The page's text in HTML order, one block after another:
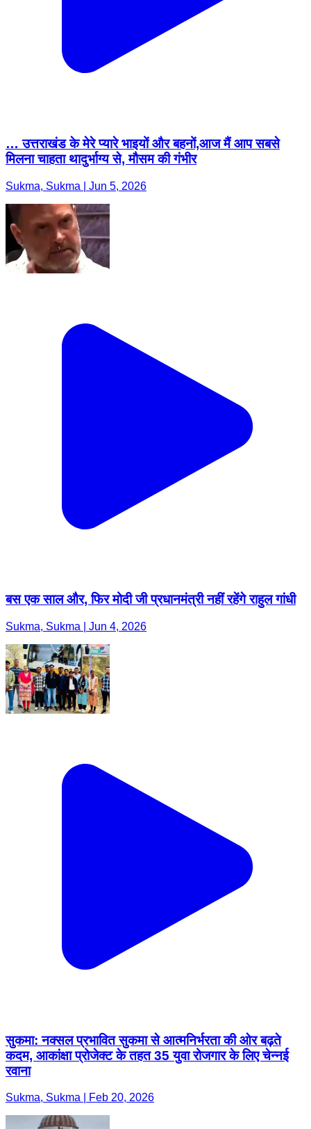
… उत्तराखंड के मेरे प्यारे भाइयों और बहनों,आज मैं आप सबसे
मिलना चाहता थादुर्भाग्य से, मौसम की गंभीर
Sukma, Sukma | Jun 5, 2026
बस एक साल और, फिर मोदी जी प्रधानमंत्री नहीं रहेंगे राहुल गांधी
Sukma, Sukma | Jun 4, 2026
सुकमा: नक्सल प्रभावित सुकमा से आत्मनिर्भरता की ओर बढ़ते
कदम, आकांक्षा प्रोजेक्ट के तहत 35 युवा रोजगार के लिए चेन्नई
रवाना
Sukma, Sukma | Feb 20, 2026